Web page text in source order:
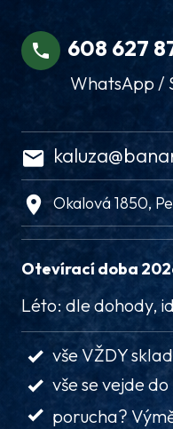
608 627
WhatsApp /
Okalová 1850,
Otevírací doba
Léto: dle dohody,
vše VŽDY
vše se vejde
porucha?